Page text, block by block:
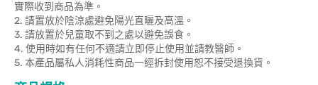
實際收到商品為準。
2. 請置放於陰涼處避免陽光直曬及高溫。
3. 請放置於兒童取不到之處以避免誤食。
4. 使用時如有任何不適請立即停止使用並請教醫師。
5. 本產品屬私人消耗性商品一經拆封使用恕不接受退換貨。